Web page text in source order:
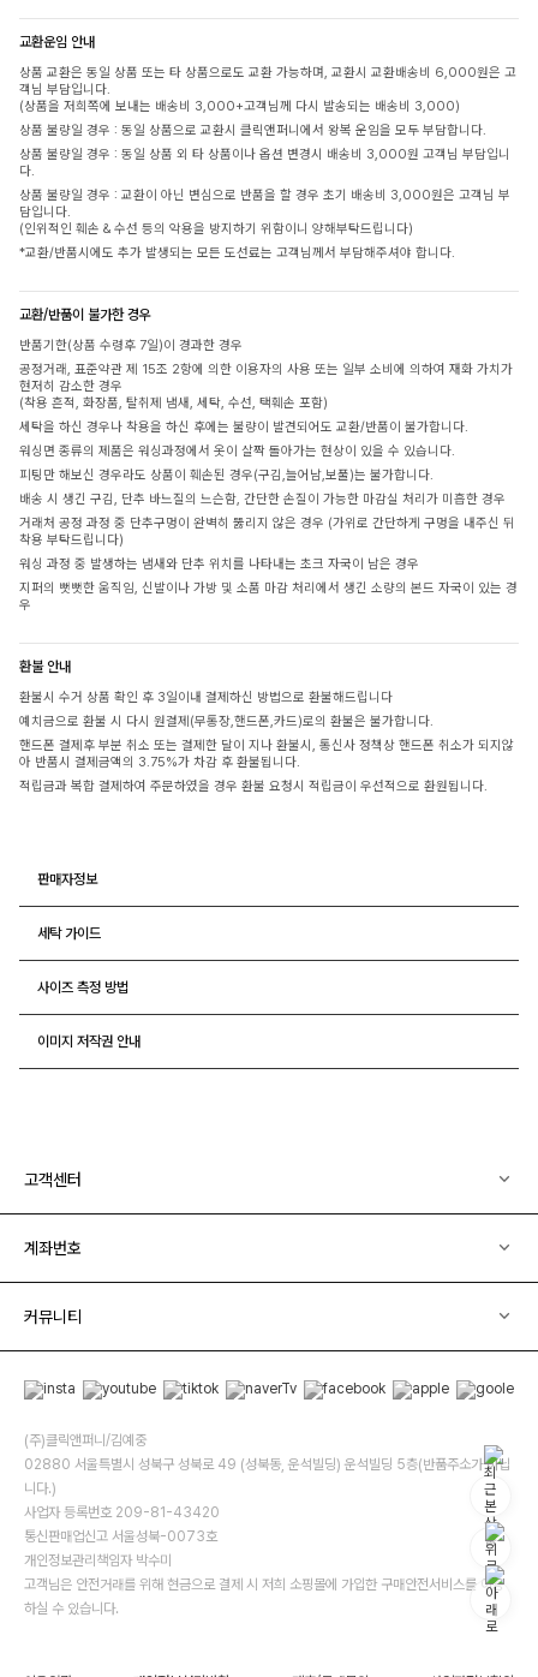
교환운임 안내
상품 교환은 동일 상품 또는 타 상품으로도 교환 가능하며, 교환시 교환배송비 6,000원은 고
객님 부담입니다.
(상품을 저희쪽에 보내는 배송비 3,000+고객님께 다시 발송되는 배송비 3,000)
상품 불량일 경우 : 동일 상품으로 교환시 클릭앤퍼니에서 왕복 운임을 모두 부담합니다.
상품 불량일 경우 : 동일 상품 외 타 상품이나 옵션 변경시 배송비 3,000원 고객님 부담입니
다.
상품 불량일 경우 : 교환이 아닌 변심으로 반품을 할 경우 초기 배송비 3,000원은 고객님 부
담입니다.
(인위적인 훼손 & 수선 등의 악용을 방지하기 위함이니 양해부탁드립니다)
*교환/반품시에도 추가 발생되는 모든 도선료는 고객님께서 부담해주셔야 합니다.
교환/반품이 불가한 경우
반품기한(상품 수령후 7일)이 경과한 경우
공정거래, 표준약관 제 15조 2항에 의한 이용자의 사용 또는 일부 소비에 의하여 재화 가치가
현저히 감소한 경우
(착용 흔적, 화장품, 탈취제 냄새, 세탁, 수선, 택훼손 포함)
세탁을 하신 경우나 착용을 하신 후에는 불량이 발견되어도 교환/반품이 불가합니다.
워싱면 종류의 제품은 워싱과정에서 옷이 살짝 돌아가는 현상이 있을 수 있습니다.
피팅만 해보신 경우라도 상품이 훼손된 경우(구김,늘어남,보풀)는 불가합니다.
배송 시 생긴 구김, 단추 바느질의 느슨함, 간단한 손질이 가능한 마감실 처리가 미흡한 경우
거래처 공정 과정 중 단추구멍이 완벽히 뚫리지 않은 경우 (가위로 간단하게 구멍을 내주신 뒤
착용 부탁드립니다)
워싱 과정 중 발생하는 냄새와 단추 위치를 나타내는 초크 자국이 남은 경우
지퍼의 뻣뻣한 움직임, 신발이나 가방 및 소품 마감 처리에서 생긴 소량의 본드 자국이 있는 경
우
환불 안내
환불시 수거 상품 확인 후 3일이내 결제하신 방법으로 환불해드립니다
예치금으로 환불 시 다시 원결제(무통장,핸드폰,카드)로의 환불은 불가합니다.
핸드폰 결제후 부분 취소 또는 결제한 달이 지나 환불시, 통신사 정책상 핸드폰 취소가 되지않
아 반품시 결제금액의 3.75%가 차감 후 환불됩니다.
적립금과 복합 결제하여 주문하였을 경우 환불 요청시 적립금이 우선적으로 환원됩니다.
판매자정보
세탁 가이드
사이즈 측정 방법
이미지 저작권 안내
고객센터
계좌번호
커뮤니티
(주)클릭앤퍼니/김예중
02880 서울특별시 성북구 성북로 49 (성북동, 운석빌딩) 운석빌딩 5층(반품주소가 아닙
니다.)
사업자 등록번호 209-81-43420
통신판매업신고 서울성북-0073호
개인정보관리책임자 박수미
고객님은 안전거래를 위해 현금으로 결제 시 저희 소핑몰에 가입한 구매안전서비스를 이용
하실 수 있습니다.